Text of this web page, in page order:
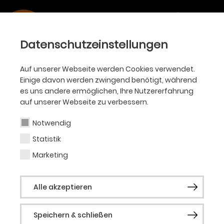
Datenschutzeinstellungen
Auf unserer Webseite werden Cookies verwendet.
Einige davon werden zwingend benötigt, während
es uns andere ermöglichen, Ihre Nutzererfahrung
auf unserer Webseite zu verbessern.
Notwendig
Statistik
Marketing
Alle akzeptieren
Speichern & schließen
Alle Sparten Oper Ballett
Alle Typen Premiere Wiederaufnahme
Eintritt frei Extra